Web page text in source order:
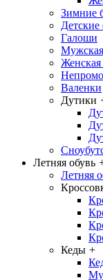
Зимние
Детские
Галоши
Женская
Валенки
Дутики
Летняя обувь
Летняя
Кеды +